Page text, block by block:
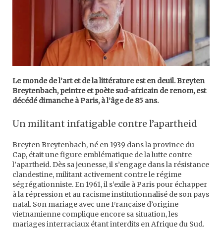
Le monde de l’art et de la littérature est en deuil. Breyten
Breytenbach, peintre et poète sud-africain de renom, est
décédé dimanche à Paris, à l’âge de 85 ans.
Un militant infatigable contre l’apartheid
Breyten Breytenbach, né en 1939 dans la province du
Cap, était une figure emblématique de la lutte contre
l’apartheid. Dès sa jeunesse, il s’engage dans la résistance
clandestine, militant activement contre le régime
ségrégationniste. En 1961, il s’exile à Paris pour échapper
à la répression et au racisme institutionnalisé de son pays
natal. Son mariage avec une Française d’origine
vietnamienne complique encore sa situation, les
mariages interraciaux étant interdits en Afrique du Sud.